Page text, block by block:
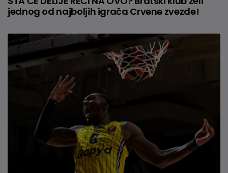
jednog od najboljih igrača Crvene zvezde!